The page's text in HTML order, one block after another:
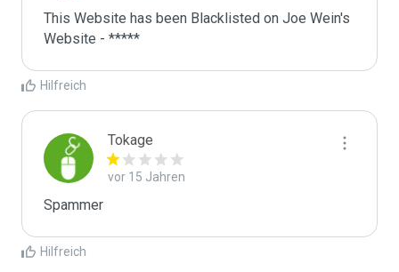
This Website has been Blacklisted on Joe Wein's
Website - *****
Hilfreich
Tokage
vor 15 Jahren
Spammer
Hilfreich